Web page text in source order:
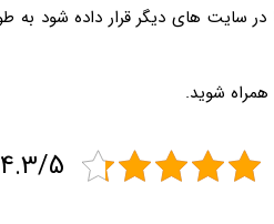
همراه شوید.
4.3/5 - (7 امتیاز)